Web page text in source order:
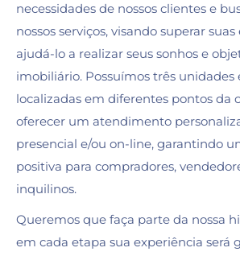
necessidades de nossos clientes e
nossos serviços, visando superar
ajudá-lo a realizar seus sonhos e
imobiliário. Possuímos três
localizadas em diferentes pontos da
oferecer um atendimento
presencial e/ou on-line, garantindo
positiva para compradores,
inquilinos.
Queremos que faça parte da nossa
em cada etapa sua experiência será